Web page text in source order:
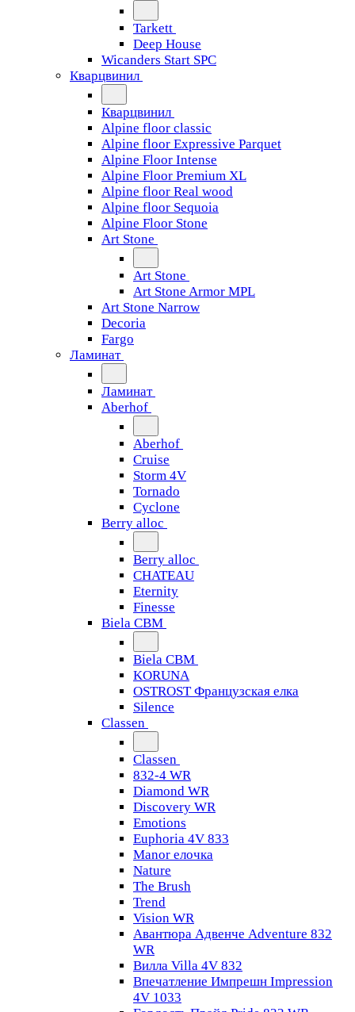
Tarkett
Deep House
Wicanders Start SPC
Кварцвинил
Кварцвинил
Alpine floor classic
Alpine floor Expressive Parquet
Alpine Floor Intense
Alpine Floor Premium XL
Alpine floor Real wood
Alpine floor Sequoia
Alpine Floor Stone
Art Stone
Art Stone
Art Stone Armor MPL
Art Stone Narrow
Decoria
Fargo
Ламинат
Ламинат
Aberhof
Aberhof
Cruise
Storm 4V
Tornado
Сyclone
Berry alloc
Berry alloc
CHATEAU
Eternity
Finesse
Biela CBM
Biela CBM
KORUNA
OSTROST Французская елка
Silence
Classen
Classen
832-4 WR
Diamond WR
Discovery WR
Emotions
Euphoria 4V 833
Manor елочка
Nature
The Brush
Trend
Vision WR
Авантюра Адвенче Adventure 832
WR
Вилла Villa 4V 832
Впечатление Импрешн Impression
4V 1033